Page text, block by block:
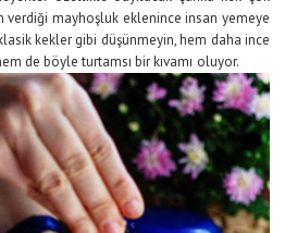
verdiği mayhoşluk eklenince insan yemeye
kekler gibi düşünmeyin, hem daha ince
de böyle turtamsı bir kıvamı oluyor.